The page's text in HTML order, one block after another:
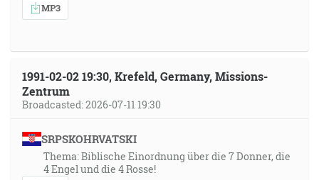
MP3
1991-02-02 19:30, Krefeld, Germany, Missions-
Zentrum
Broadcasted: 2026-07-11 19:30
SRPSKOHRVATSKI
Thema: Biblische Einordnung über die 7 Donner, die
4 Engel und die 4 Rosse!